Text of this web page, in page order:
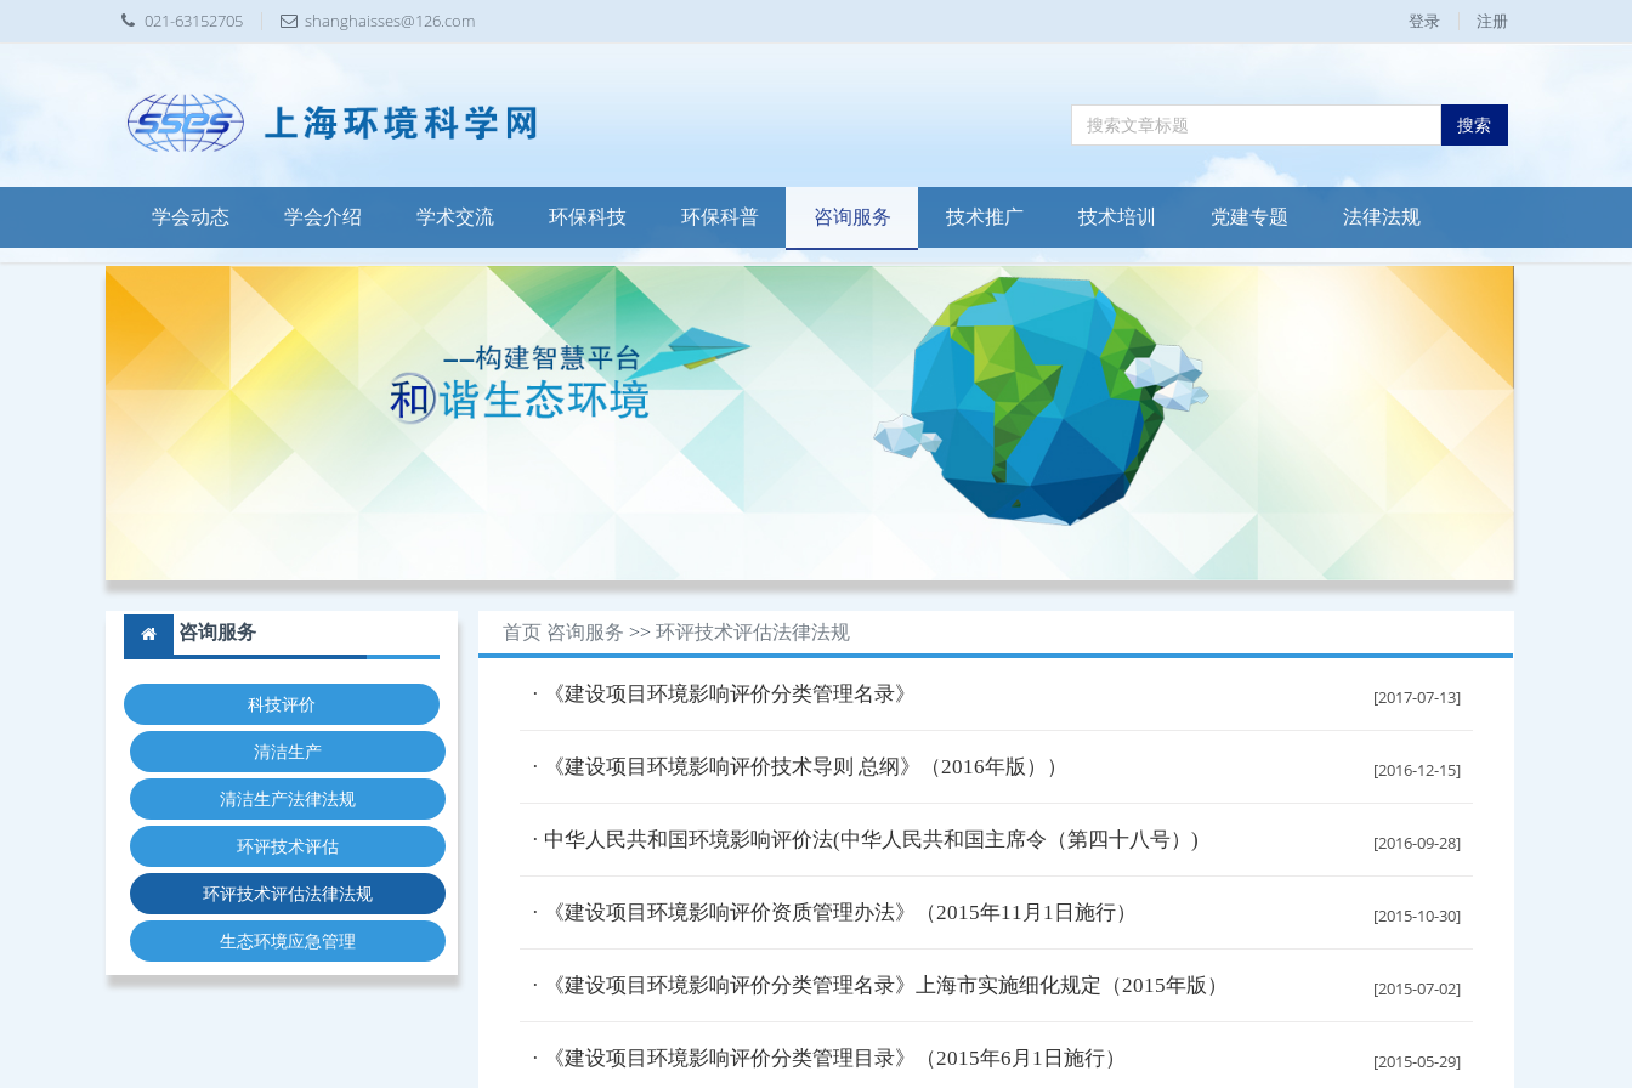
021-63152705 shanghaisses@126.com 登录 注册
搜索
学会动态 学会介绍 学术交流 环保科技 环保科普 咨询服务 技术推广 技术培训 党建专题 法律法规
咨询服务
科技评价
清洁生产
清洁生产法律法规
环评技术评估
环评技术评估法律法规
生态环境应急管理
首页 咨询服务 >>环评技术评估法律法规
· 《建设项目环境影响评价分类管理名录》 [2017-07-13]
· 《建设项目环境影响评价技术导则 总纲》（2016年版）） [2016-12-15]
· 中华人民共和国环境影响评价法(中华人民共和国主席令（第四十八号）) [2016-09-28]
· 《建设项目环境影响评价资质管理办法》（2015年11月1日施行） [2015-10-30]
· 《建设项目环境影响评价分类管理名录》上海市实施细化规定（2015年版） [2015-07-02]
· 《建设项目环境影响评价分类管理目录》（2015年6月1日施行） [2015-05-29]